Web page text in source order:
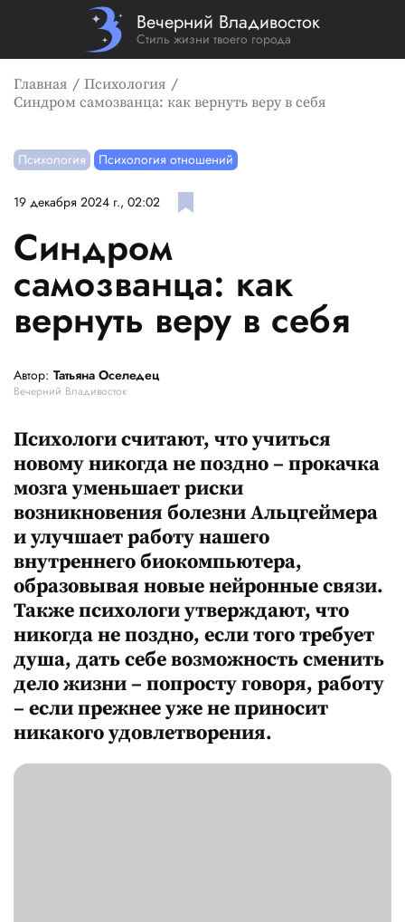
Вечерний Владивосток
Стиль жизни твоего города
Главная
Психология
Синдром самозванца: как вернуть веру в себя
Психология Психология отношений
19 декабря 2024 г., 02:02
Синдром
самозванца: как
вернуть веру в себя
Автор: Татьяна Оселедец
Вечерний Владивосток
Психологи считают, что учиться
новому никогда не поздно – прокачка
мозга уменьшает риски
возникновения болезни Альцгеймера
и улучшает работу нашего
внутреннего биокомпьютера,
образовывая новые нейронные связи.
Также психологи утверждают, что
никогда не поздно, если того требует
душа, дать себе возможность сменить
дело жизни – попросту говоря, работу
– если прежнее уже не приносит
никакого удовлетворения.